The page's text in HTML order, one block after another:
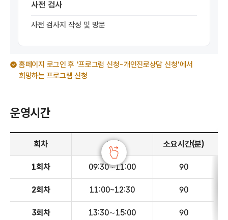
사전 검사
사전 검사지 작성 및 방문
홈페이지 로그인 후 '프로그램 신청-개인진로상담 신청'에서
희망하는 프로그램 신청
운영시간
운영시간안내 - 회차, 시간, 소요시간(분), 운영 내용, 비고 정보 제공
회차
시간 소요시간(분)
1회차 09:30∼11:00 90
2회차 11:00~12:30 90
3회차 13:30∼15:00 90